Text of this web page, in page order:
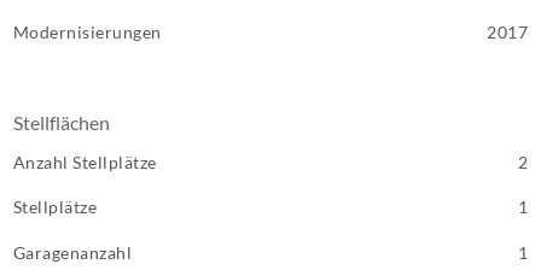
Modernisierungen 2017
Stellflächen
Anzahl Stellplätze 2
Stellplätze 1
Garagenanzahl 1